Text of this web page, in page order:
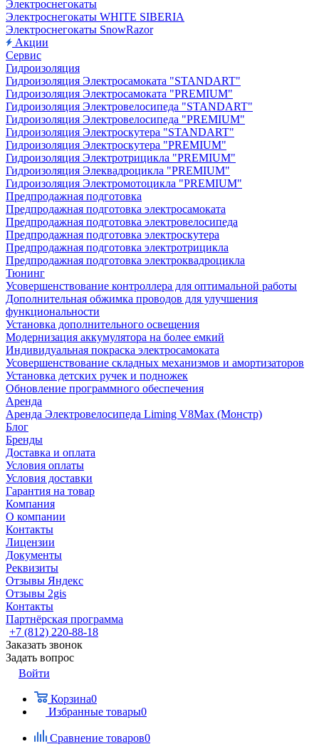
Электроснегокаты
Электроснегокаты WHITE SIBERIA
Электроснегокаты SnowRazor
Акции
Сервис
Гидроизоляция
Гидроизоляция Электросамоката "STANDART"
Гидроизоляция Электросамоката "PREMIUM"
Гидроизоляция Электровелосипеда "STANDART"
Гидроизоляция Электровелосипеда "PREMIUM"
Гидроизоляция Электроскутера "STANDART"
Гидроизоляция Электроскутера "PREMIUM"
Гидроизоляция Электротрицикла "PREMIUM"
Гидроизоляция Элеквадроцикла "PREMIUM"
Гидроизоляция Электромотоцикла "PREMIUM"
Предпродажная подготовка
Предпродажная подготовка электросамоката
Предпродажная подготовка электровелосипеда
Предпродажная подготовка электроскутера
Предпродажная подготовка электротрицикла
Предпродажная подготовка электроквадроцикла
Тюнинг
Усовершенствование контроллера для оптимальной работы
Дополнительная обжимка проводов для улучшения
функциональности
Установка дополнительного освещения
Модернизация аккумулятора на более емкий
Индивидуальная покраска электросамоката
Усовершенствование складных механизмов и амортизаторов
Установка детских ручек и подножек
Обновление программного обеспечения
Аренда
Аренда Электровелосипеда Liming V8Max (Монстр)
Блог
Бренды
Доставка и оплата
Условия оплаты
Условия доставки
Гарантия на товар
Компания
О компании
Контакты
Лицензии
Документы
Реквизиты
Отзывы Яндекс
Отзывы 2gis
Контакты
Партнёрская программа
+7 (812) 220-88-18
Заказать звонок
Задать вопрос
Войти
Корзина0
Избранные товары0
Сравнение товаров0